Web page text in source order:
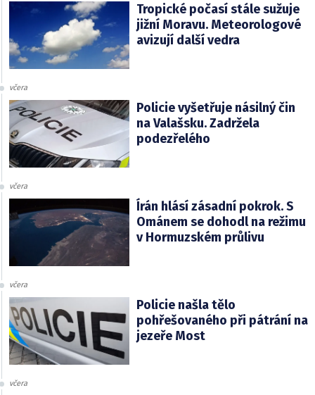
Tropické počasí stále sužuje
jižní Moravu. Meteorologové
avizují další vedra
včera
Policie vyšetřuje násilný čin
na Valašsku. Zadržela
podezřelého
včera
Írán hlásí zásadní pokrok. S
Ománem se dohodl na režimu
v Hormuzském průlivu
včera
Policie našla tělo
pohřešovaného při pátrání na
jezeře Most
včera